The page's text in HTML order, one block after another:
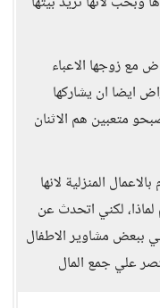
مع زوجها الاعباء
ايضا ان يشاركها
متعبين هم الاثنان
المنزلية لانها
لكني اتحدث عن
ببعض مشاوير الاطفال
علي جمع المال